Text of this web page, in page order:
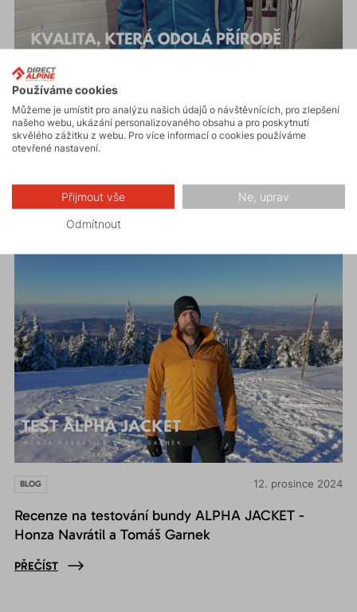
BLOG
Testování outdoorového oblečení DIRECT ALPINE:
Kvalita, která odolá přírodě
12. prosince 2024
BLOG
Recenze na testování bundy ALPHA JACKET -
Honza Navrátil a Tomáš Garnek
PŘEČÍST
Používáme cookies
Můžeme je umístit pro analýzu našich údajů o návštěvnících, pro zlepšení
našeho webu, ukázání personalizovaného obsahu a pro poskytnutí
skvělého zážitku z webu. Pro více informací o cookies používáme
otevřené nastavení.
Přijmout vše Ne, uprav
Odmítnout